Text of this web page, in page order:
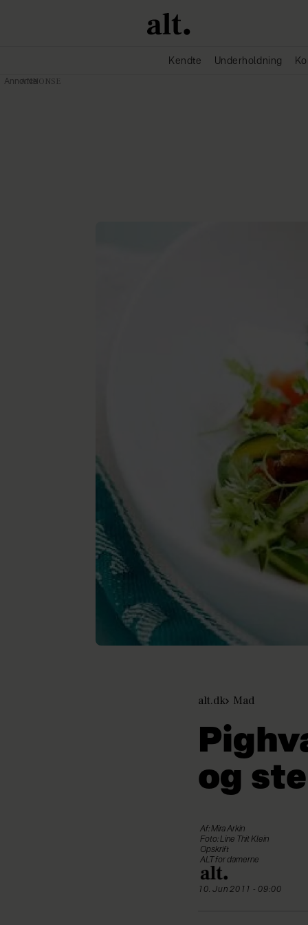
Kendte Underholdning
alt.dk Mad
og
Af: Mira Arkin
Foto: Line Thit Klein
Opskrift
ALT for damerne
10. Jun 2011 - 09:00
Annonce